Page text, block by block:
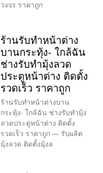
วงจร ราคาถูก
ร้านรับทำหน้าต่าง
บานกระทุ้ง- ใกล้ฉัน
ช่างรับทำมุ้งลวด
ประตูหน้าต่าง ติดตั้ง
รวดเร็ว ราคาถูก
ร้านรับทำหน้าต่างบาน
กระทุ้ง- ใกล้ฉัน ช่างรับทำมุ้ง
ลวดประตูหน้าต่าง ติดตั้ง
รวดเร็ว ราคาถูก — รับผลิต
มุ้งลวด ติดตั้งมุ้งล